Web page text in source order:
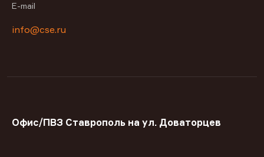
E-mail
info@cse.ru
Офис/ПВЗ Ставрополь на ул. Доваторцев